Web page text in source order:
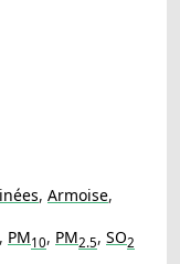
, Armoise,
, PM10, PM2.5, SO2